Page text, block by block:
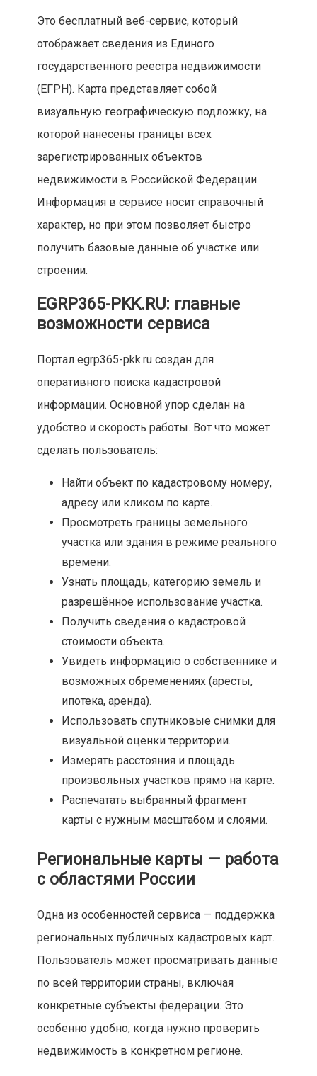
Это бесплатный веб-сервис, который
отображает сведения из Единого
государственного реестра недвижимости
(ЕГРН). Карта представляет собой
визуальную географическую подложку, на
которой нанесены границы всех
зарегистрированных объектов
недвижимости в Российской Федерации.
Информация в сервисе носит справочный
характер, но при этом позволяет быстро
получить базовые данные об участке или
строении.
EGRP365-PKK.RU: главные
возможности сервиса
Портал egrp365-pkk.ru создан для
оперативного поиска кадастровой
информации. Основной упор сделан на
удобство и скорость работы. Вот что может
сделать пользователь:
Найти объект по кадастровому номеру,
адресу или кликом по карте.
Просмотреть границы земельного
участка или здания в режиме реального
времени.
Узнать площадь, категорию земель и
разрешённое использование участка.
Получить сведения о кадастровой
стоимости объекта.
Увидеть информацию о собственнике и
возможных обременениях (аресты,
ипотека, аренда).
Использовать спутниковые снимки для
визуальной оценки территории.
Измерять расстояния и площадь
произвольных участков прямо на карте.
Распечатать выбранный фрагмент
карты с нужным масштабом и слоями.
Региональные карты — работа
с областями России
Одна из особенностей сервиса — поддержка
региональных публичных кадастровых карт.
Пользователь может просматривать данные
по всей территории страны, включая
конкретные субъекты федерации. Это
особенно удобно, когда нужно проверить
недвижимость в конкретном регионе.